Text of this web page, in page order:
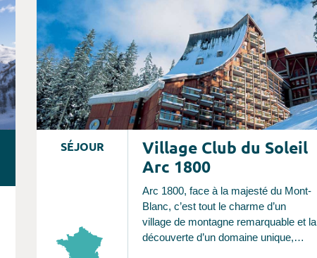
SÉJOUR
Village Club du Soleil
Arc 1800
Arc 1800, face à la majesté du Mont-
Blanc, c’est tout le charme d’un
village de montagne remarquable et la
découverte d’un domaine unique,